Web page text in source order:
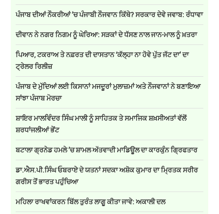
ਪੰਜਾਬ ਦੀਆਂ ਨੌਕਰੀਆਂ ’ਚ ਪੰਜਾਬੀ ਨੌਜਵਾਨ ਕਿੱਥੇ? ਸਰਕਾਰ ਦੇਵੇ ਜਵਾਬ: ਰੰਧਾਵਾ
ਦੀਵਾਨ ਨੇ ਨਗਰ ਨਿਗਮ ਨੂੰ ਘੇਰਿਆ: ਸੜਕਾਂ ਦੇ ਧੱਸਣ ਨਾਲ ਜਾਨ-ਮਾਲ ਨੂੰ ਖ਼ਤਰਾ
ਪਿਆਰ, ਟਕਰਾਅ ਤੇ ਨਫ਼ਰਤ ਦੀ ਦਾਸਤਾਨ ‘ਕੱਲ੍ਹਾ ਨਾ ਹੋਵੇ ਪੁੱਤ ਜੱਟ ਦਾ’ ਦਾ
ਟ੍ਰੇਲਰ ਰਿਲੀਜ਼
ਪੰਜਾਬ ਦੇ ਮੁੱਦਿਆਂ ਲਈ ਕਿਸਾਨਾਂ ਮਜਦੂਰਾਂ ਮੁਲਾਜ਼ਮਾਂ ਅਤੇ ਨੌਜਵਾਨਾਂ ਨੇ ਬਣਾਇਆ
ਸਾਂਝਾ ਪੰਜਾਬ ਮੋਰਚਾ
ਸ਼ਾਇਰ ਮਾਲਵਿੰਦਰ ਸਿੰਘ ਮਾਲੀ ਨੂੰ ਸਾਹਿਤਕ ਤੇ ਸਮਾਜਿਕ ਸ਼ਖ਼ਸੀਅਤਾਂ ਵੱਲੋਂ
ਸ਼ਰਧਾਂਜਲੀਆਂ ਭੇਂਟ
ਬਟਾਲਾ ਗ੍ਰਨੇਡ ਹਮਲੇ ’ਚ ਸ਼ਾਮਲ ਅੱਤਵਾਦੀ ਮਾਡਿਊਲ ਦਾ ਕਾਰਕੁੰਨ ਗ੍ਰਿਫਤਾਰ
ਡਾ.ਐਸ.ਪੀ.ਸਿੰਘ ਓਬਰਾਏ ਦੇ ਯਤਨਾਂ ਸਦਕਾ ਅਸ਼ੋਕ ਕੁਮਾਰ ਦਾ ਮ੍ਰਿਤਕ ਸਰੀਰ
ਗਰੀਸ ਤੋਂ ਭਾਰਤ ਪਹੁੰਚਿਆ
ਮਹਿਲਾ ਰਾਖਵਾਂਕਰਨ ਬਿੱਲ ਤੁਰੰਤ ਲਾਗੂ ਕੀਤਾ ਜਾਵੇ: ਅਕਾਲੀ ਦਲ